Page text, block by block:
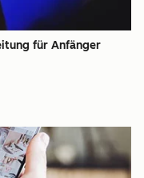
für Anfänger